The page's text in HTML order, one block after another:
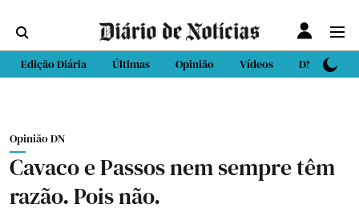
Edição Diária Últimas Opinião Vídeos DN Sport
Opinião DN
Cavaco e Passos nem sempre têm
razão. Pois não.